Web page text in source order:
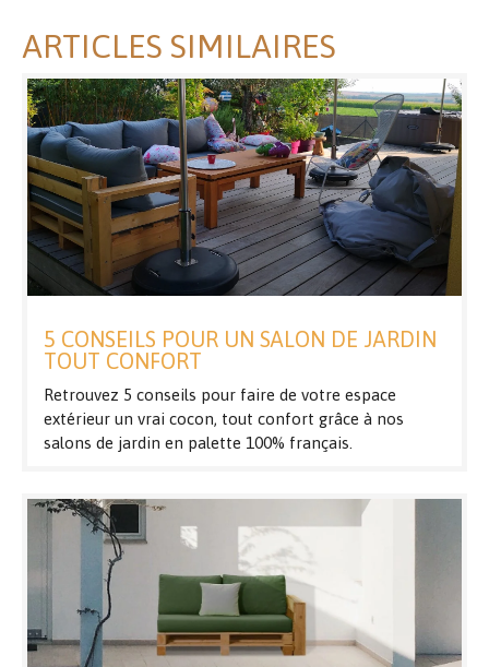
ARTICLES SIMILAIRES
5 CONSEILS POUR UN SALON DE JARDIN
TOUT CONFORT
Retrouvez 5 conseils pour faire de votre espace
extérieur un vrai cocon, tout confort grâce à nos
salons de jardin en palette 100% français.